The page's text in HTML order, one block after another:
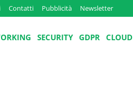
Contatti Pubblicità Newsletter
SECURITY GDPR CLOUD